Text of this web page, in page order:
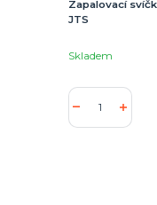
Zapalovací
JTS
Skladem